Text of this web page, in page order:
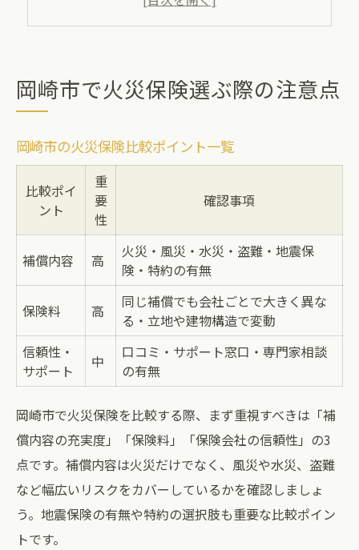
火災保険ならではのリスク対策の重要性
地元で最適な火災保険を比較するコツ
火災保険プラン選びに迷ったらどうする
補償内容重視派におすすめの比較方法
地元で火災保険を選ぶ決め手とは
火災保険比較で注目すべき違いとは
信頼できる火災保険を見極める方法
信頼性で選ぶ火災保険チェックリスト
火災保険の信用格付けが重要な理由
岡崎市で安心できる火災保険の条件
火災保険選びで失敗しないための視点
ソルベンシーマージン比率を確認しよう
補償内容重視の火災保険選びガイド
火災保険補償内容比較表まとめ
補償内容を最大限に活かす選び方
火災保険でカバーできるリスク一覧
地震特約付き火災保険のメリットとは
岡崎市で火災保険選ぶ際の注意点
岡崎市の火災保険比較ポイント一覧
比較ポイ
ント
重
要
性
確認事項
補償内容 高
火災・風災・水災・盗難・地震保
険・特約の有無
保険料 高
同じ補償でも会社ごとで大きく異な
る・立地や建物構造で変動
信頼性・
サポート
中
口コミ・サポート窓口・専門家相談
の有無
岡崎市で火災保険を比較する際、まず重視すべきは「補
償内容の充実度」「保険料」「保険会社の信頼性」の3
点です。補償内容は火災だけでなく、風災や水災、盗難
など幅広いリスクをカバーしているかを確認しましょ
う。地震保険の有無や特約の選択肢も重要な比較ポイン
トです。